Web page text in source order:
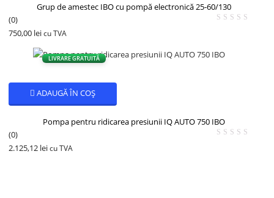
Grup de amestec IBO cu pompă electronică 25-60/130
(0)
750,00 lei cu TVA
LIVRARE GRATUITĂ
ADAUGĂ ÎN COȘ
Pompa pentru ridicarea presiunii IQ AUTO 750 IBO
(0)
2.125,12 lei cu TVA